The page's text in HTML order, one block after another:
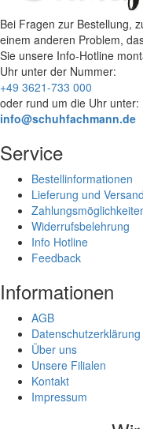
Bei Fragen zur Bestellung,
einem anderen Problem,
Sie unsere Info-Hotline
Uhr unter der Nummer:
+49 3621-733 000
oder rund um die Uhr unter:
info@schuhfachmann.de
Service
Bestellinformationen
Lieferung und
Widerrufsbelehrung
Info Hotline
Feedback
Informationen
AGB
Datenschutzerklärung
Über uns
Unsere Filialen
Kontakt
Impressum